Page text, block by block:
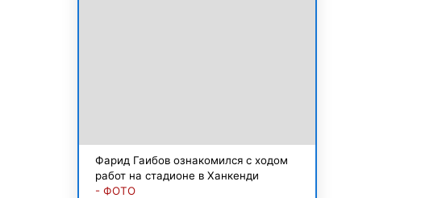
Фарид Гаибов ознакомился с ходом
работ на стадионе в Ханкенди
- ФОТО